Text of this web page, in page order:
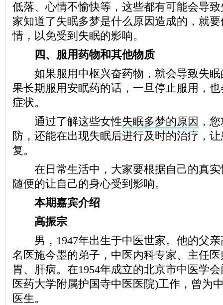
低落、心情不愉快等，这些都有可能会导
家知道了失眠多梦是什么原因造成的，就
情，以免受到失眠的影响。
四、服用药物和其他物质
如果服用中枢兴奋药物，就会导致失眠
果长期服用安眠药的话，一旦停止服用，
症状。
通过了解这些女性失眠多梦的原因 ，
防，还能在出现失眠后进行及时的治疗，
复。
在日常生活中，大家要根据自己的真实
随便的让自己的身心受到影响。
本期嘉宾介绍
高振宗
男，1947年出生于中医世家。他的父亲
名医施今墨的弟子，中医内科专家、主任
胃、肝病。在1954年成立的北京市中医学
医药大学附属护国寺中医医院)工作，曾为
医生。